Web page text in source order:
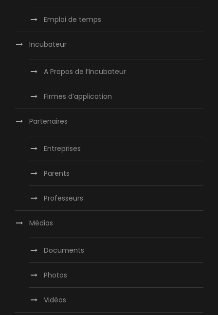
Emploi de temps
Incubateur
A Propos de l’Incubateur
Firmes d’application
Partenaires
Entreprises
Parents
Professeurs
Médias
Documents
Photos
Vidéos